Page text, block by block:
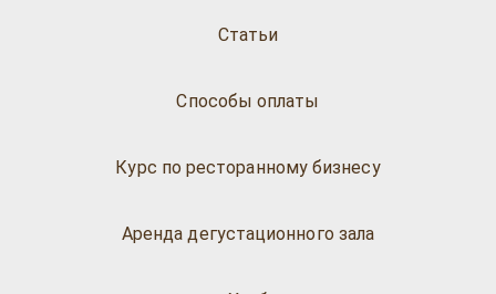
Статьи
Способы оплаты
Курс по ресторанному бизнесу
Аренда дегустационного зала